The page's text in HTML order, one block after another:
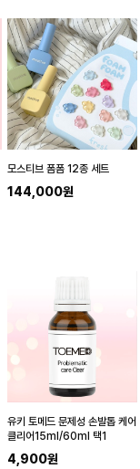
모스티브 폼폼 12종 세트
144,000원
유키 토메드 문제성 손발톱 케어
클리어15ml/60ml 택1
4,900원